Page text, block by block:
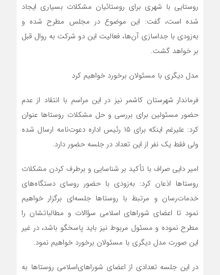
روستایی با شهری برای روستائیان مشکلات بسیاری ایجاد
شده است، گفت: این موضوع در مجلس مطرح شده و
به‌زودی با جداسازی آن‌ها، فعالیت این دو شرکت به روال قبل
بر خواهد گشت.
مدل دیگری با مسئولان برخورد خواهیم کرد
فرماندار شهرستان کاشمر نیز در این مراسم با انتقاد از عدم
حضور مسئولین برای بررسی و حل مشکلات روستاها عنوان
کرد: علیرغم اینکه برای ١۵ رئیس اداره دعوت‌نامه ارسال شده
ولی فقط یک نفر از این تعداد در جلسه حضور دارد.
امیر دایی صراف با تأکید بر شناسایی و برطرف کردن مشکلات
روستاها اذعان کرد: به‌زودی با حضور روسای دستگاه‌های
خدمات‌رسان و مرتبط با روستاها جلسه‌ای برگزار خواهیم
نمود تا اعضای شوراهای اسلامی سؤالات و مطالبات‏شان را
مطرح نموده و مسئول مربوط نیز باید پاسخگو باشد، در غیر
این صورت مدل دیگری با مسئولان برخورد خواهیم نمود.
در این جلسه تعدادی از اعضای شوراهای‌اسلامی روستاها به